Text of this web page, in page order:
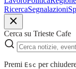
RicercaSegnalazioni
Cerca su Trieste Cafe
Premi Esc per